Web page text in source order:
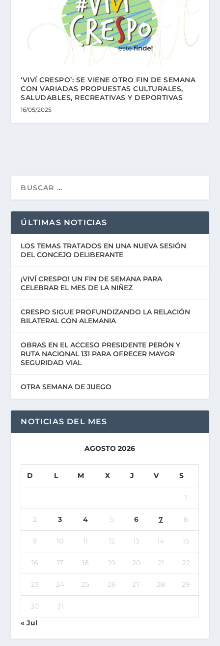
‘VIVÍ CRESPO’: SE VIENE OTRO FIN DE SEMANA
CON VARIADAS PROPUESTAS CULTURALES,
SALUDABLES, RECREATIVAS Y DEPORTIVAS
16/05/2025
ÚLTIMAS NOTICIAS
LOS TEMAS TRATADOS EN UNA NUEVA SESIÓN
DEL CONCEJO DELIBERANTE
¡VIVÍ CRESPO! UN FIN DE SEMANA PARA
CELEBRAR EL MES DE LA NIÑEZ
CRESPO SIGUE PROFUNDIZANDO LA RELACIÓN
BILATERAL CON ALEMANIA
OBRAS EN EL ACCESO PRESIDENTE PERÓN Y
RUTA NACIONAL 131 PARA OFRECER MAYOR
SEGURIDAD VIAL
OTRA SEMANA DE JUEGO
NOTICIAS DEL MES
AGOSTO 2026
D L M X J V S
1
2 3 4 5 6 7 8
9 10 11 12 13 14 15
16 17 18 19 20 21 22
23 24 25 26 27 28 29
30
31
« Jul